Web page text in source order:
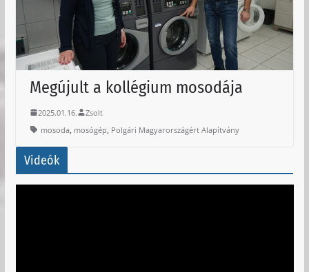
Megújult a kollégium mosodája
2025.01.16.
Zsolt
mosoda, mosógép, Polgári Magyarországért Alapítvány
Videók